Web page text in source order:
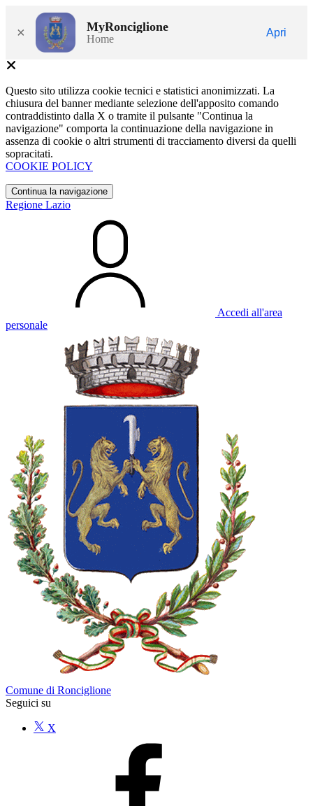
× MyRonciglione
Home
Apri
Questo sito utilizza cookie tecnici e statistici anonimizzati. La
chiusura del banner mediante selezione dell'apposito comando
contraddistinto dalla X o tramite il pulsante "Continua la
navigazione" comporta la continuazione della navigazione in
assenza di cookie o altri strumenti di tracciamento diversi da quelli
sopracitati.
COOKIE POLICY
Continua la navigazione
Regione Lazio
Accedi all'area
personale
Comune di Ronciglione
Seguici su
X